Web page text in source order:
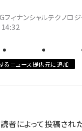
(1622)
ィナンシャルテクノロジ
るニュース提供元に追加
者によって投稿され